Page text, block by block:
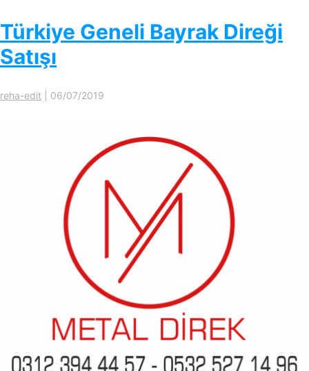
Türkiye Geneli Bayrak Direği
Satışı
reha-edit 06/07/2019